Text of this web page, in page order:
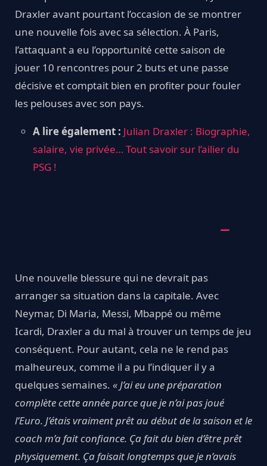
Draxler avant pourtant l’occasion de se montrer
une nouvelle fois avec sa sélection. À Paris,
l’attaquant a eu l’opportunité cette saison de
jouer 10 rencontres pour 2 buts et une passe
décisive et comptait bien en profiter pour fouler
les pelouses avec son pays.
A lire également : Julian Draxler : Biographie,
salaire, vie privée… Tout savoir sur l’ailier du
PSG !
Une nouvelle blessure qui ne devrait pas
arranger sa situation dans la capitale. Avec
Neymar, Di Maria, Messi, Mbappé ou même
Icardi, Draxler a du mal à trouver un temps de jeu
conséquent. Pour autant, cela ne le rend pas
malheureux, comme il a pu l’indiquer il y a
quelques semaines. « J’ai eu une préparation
complète cette année parce que je n’ai pas joué
l’Euro. J’étais vraiment prêt au début de la saison et le
coach m’a fait confiance. Ça fait du bien d’être prêt
physiquement. Ça faisait longtemps que je n’avais